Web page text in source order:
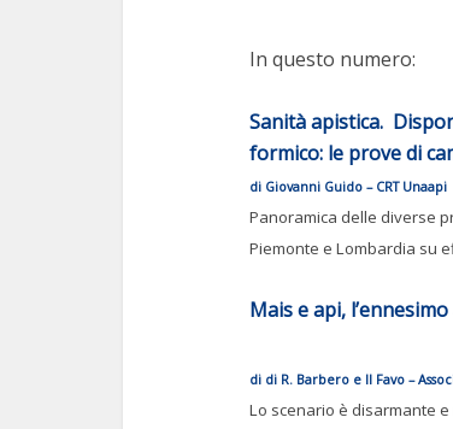
In questo numero:
Sanità apistica.
formico: le prove di
di Giovanni Guido – CRT Unaapi
Panoramica delle diverse
Piemonte e Lombardia su
Mais e api,
di di R. Barbero e Il Favo –
Lo scenario è disarmante